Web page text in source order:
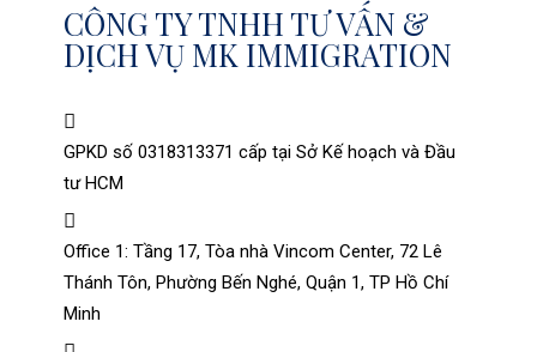
CÔNG TY TNHH TƯ VẤN &
DỊCH VỤ MK IMMIGRATION
GPKD số 0318313371 cấp tại Sở Kế hoạch và Đầu
tư HCM
Office 1: Tầng 17, Tòa nhà Vincom Center, 72 Lê
Thánh Tôn, Phường Bến Nghé, Quận 1, TP Hồ Chí
Minh